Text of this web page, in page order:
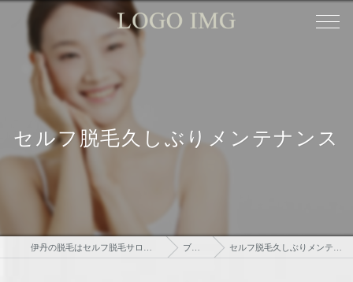
セルフ脱毛久しぶりメンテナンス
ブログ セルフ脱毛久しぶりメンテナンス